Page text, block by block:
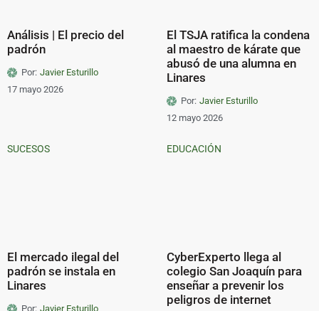
Análisis | El precio del
padrón
Por: Javier Esturillo
17 mayo 2026
El TSJA ratifica la condena
al maestro de kárate que
abusó de una alumna en
Linares
Por: Javier Esturillo
12 mayo 2026
SUCESOS
El mercado ilegal del
padrón se instala en
Linares
Por: Javier Esturillo
EDUCACIÓN
CyberExperto llega al
colegio San Joaquín para
enseñar a prevenir los
peligros de internet